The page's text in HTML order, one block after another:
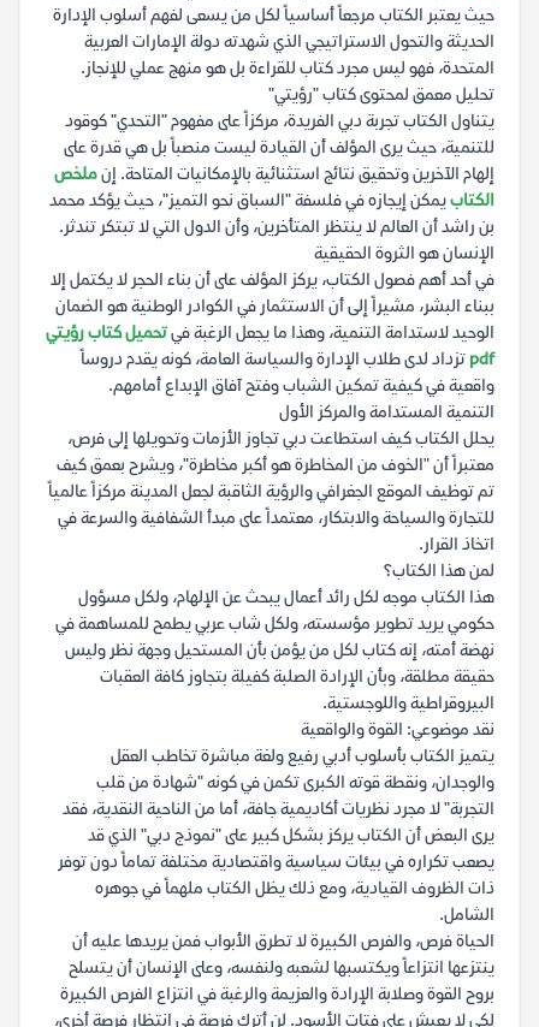
حيث يعتبر الكتاب مرجعاً أساسياً لكل من يسعى لفهم أسلوب الإدارة
الحديثة والتحول الاستراتيجي الذي شهدته دولة الإمارات العربية
المتحدة، فهو ليس مجرد كتاب للقراءة بل هو منهج عملي للإنجاز.
تحليل معمق لمحتوى كتاب "رؤيتي"
يتناول الكتاب تجربة دبي الفريدة، مركزاً على مفهوم "التحدي" كوقود
للتنمية، حيث يرى المؤلف أن القيادة ليست منصباً بل هي قدرة على
إلهام الآخرين وتحقيق نتائج استثنائية بالإمكانيات المتاحة. إنملخص
الكتابيمكن إيجازه في فلسفة "السباق نحو التميز"، حيث يؤكد محمد
بن راشد أن العالم لا ينتظر المتأخرين، وأن الدول التي لا تبتكر تندثر.
الإنسان هو الثروة الحقيقية
في أحد أهم فصول الكتاب، يركز المؤلف على أن بناء الحجر لا يكتمل إلا
ببناء البشر، مشيراً إلى أن الاستثمار في الكوادر الوطنية هو الضمان
الوحيد لاستدامة التنمية، وهذا ما يجعل الرغبة فيتحميل كتاب رؤيتي
pdf تزداد لدى طلاب الإدارة والسياسة العامة، كونه يقدم دروساً
واقعية في كيفية تمكين الشباب وفتح آفاق الإبداع أمامهم.
التنمية المستدامة والمركز الأول
يحلل الكتاب كيف استطاعت دبي تجاوز الأزمات وتحويلها إلى فرص،
معتبراً أن "الخوف من المخاطرة هو أكبر مخاطرة"، ويشرح بعمق كيف
تم توظيف الموقع الجغرافي والرؤية الثاقبة لجعل المدينة مركزاً عالمياً
للتجارة والسياحة والابتكار، معتمداً على مبدأ الشفافية والسرعة في
اتخاذ القرار.
لمن هذا الكتاب؟
هذا الكتاب موجه لكل رائد أعمال يبحث عن الإلهام، ولكل مسؤول
حكومي يريد تطوير مؤسسته، ولكل شاب عربي يطمح للمساهمة في
نهضة أمته، إنه كتاب لكل من يؤمن بأن المستحيل وجهة نظر وليس
حقيقة مطلقة، وبأن الإرادة الصلبة كفيلة بتجاوز كافة العقبات
البيروقراطية واللوجستية.
نقد موضوعي: القوة والواقعية
يتميز الكتاب بأسلوب أدبي رفيع ولغة مباشرة تخاطب العقل
والوجدان، ونقطة قوته الكبرى تكمن في كونه "شهادة من قلب
التجربة" لا مجرد نظريات أكاديمية جافة، أما من الناحية النقدية، فقد
يرى البعض أن الكتاب يركز بشكل كبير على "نموذج دبي" الذي قد
يصعب تكراره في بيئات سياسية واقتصادية مختلفة تماماً دون توفر
ذات الظروف القيادية، ومع ذلك يظل الكتاب ملهماً في جوهره
الشامل.
الحياة فرص، والفرص الكبيرة لا تطرق الأبواب فمن يريدها عليه أن
ينتزعها انتزاعاً ويكتسبها لشعبه ولنفسه، وعلى الإنسان أن يتسلح
بروح القوة وصلابة الإرادة والعزيمة والرغبة في انتزاع الفرص الكبيرة
لكي لا يعيش على فتات الأسود. لن أترك فرصة في انتظار فرصة أخرى،